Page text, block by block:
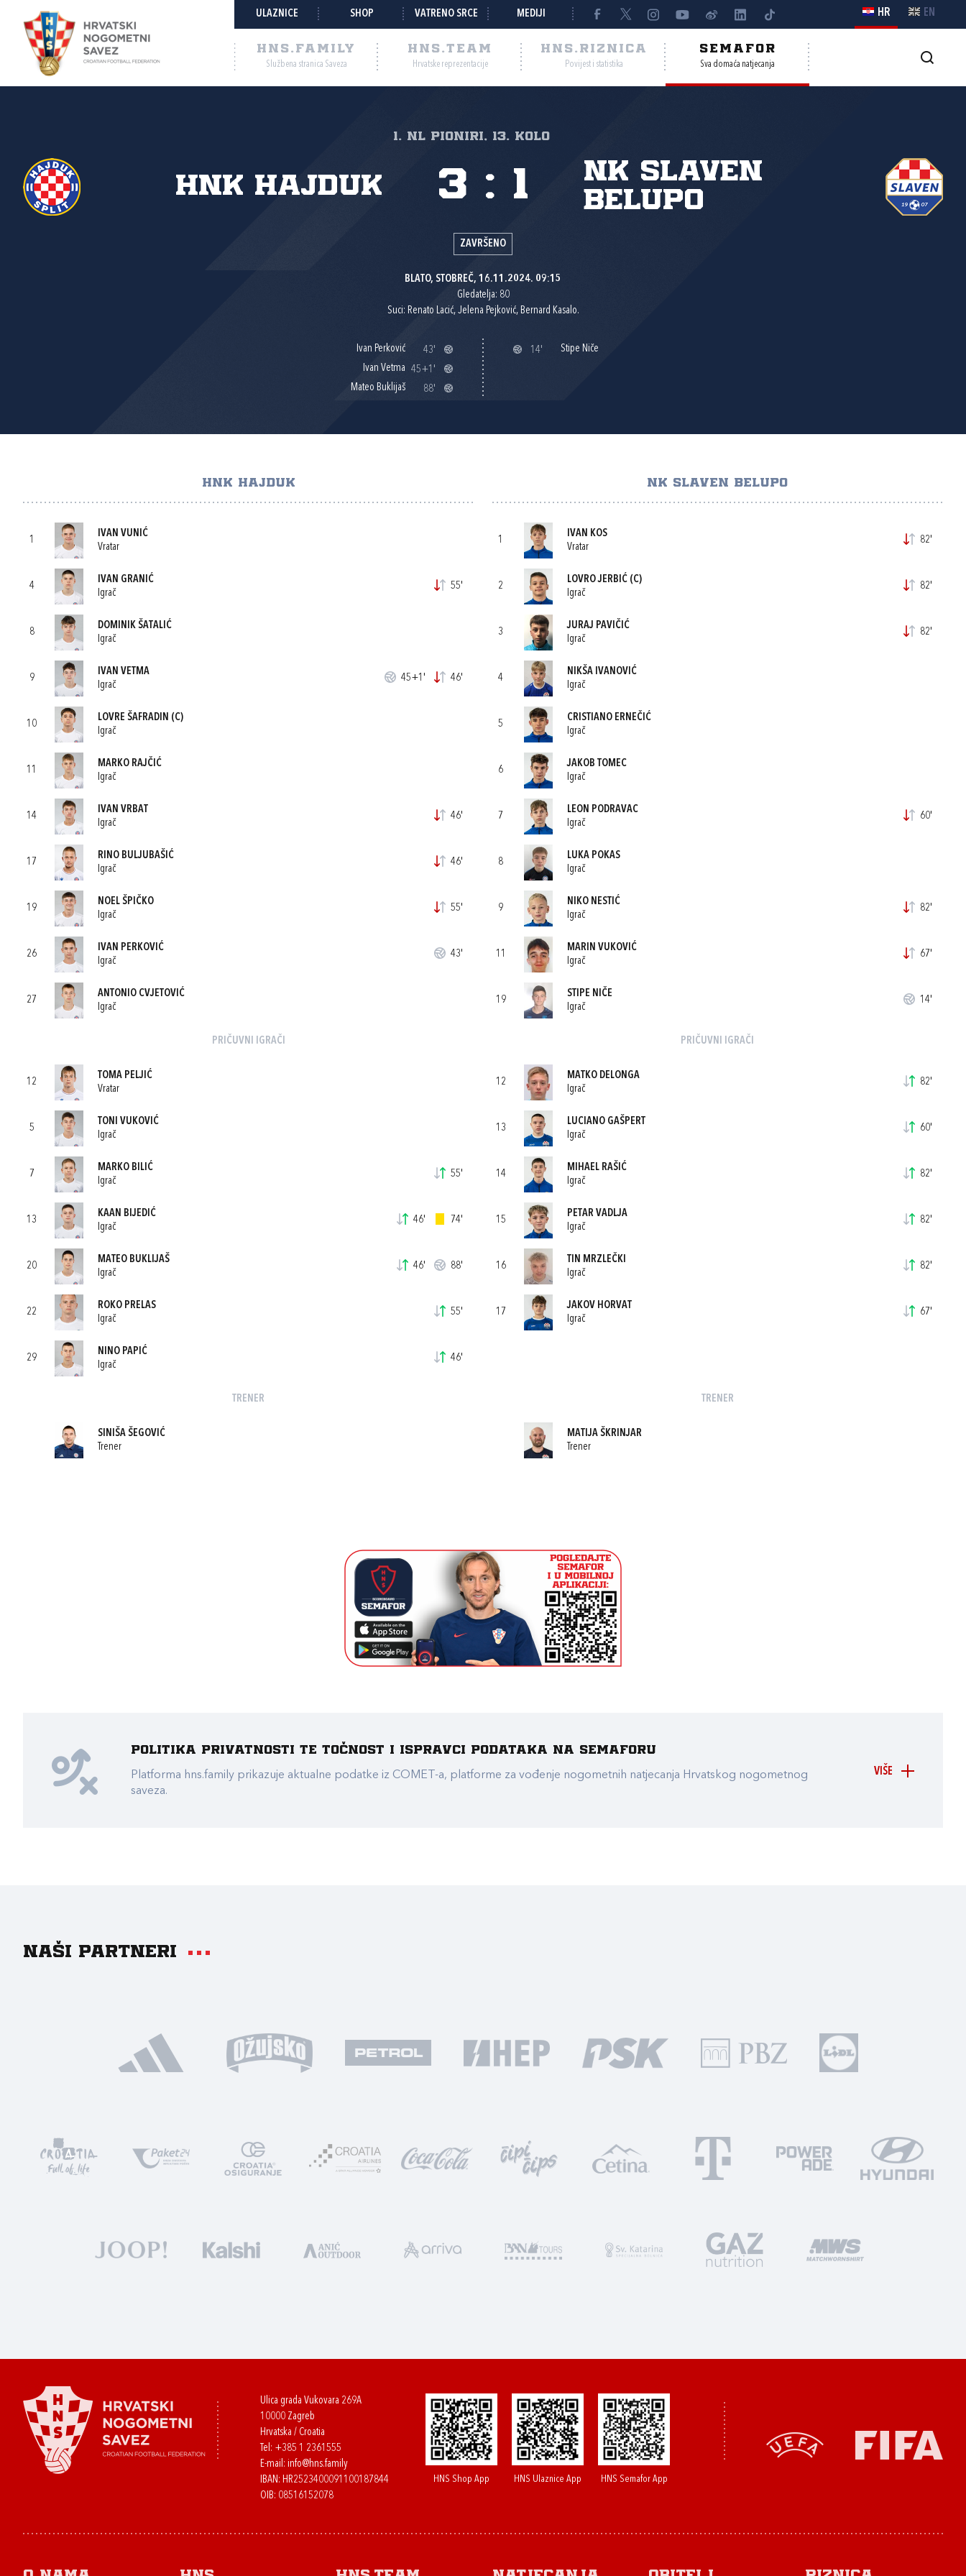
ULAZNICE SHOP VATRENO SRCE MEDIJI HR EN
HNS.FAMILY
Službena stranica Saveza
HNS.TEAM
Hrvatske reprezentacije
HNS.RIZNICA
Povijest i statistika
SEMAFOR
Sva domaća natjecanja
1. NL pioniri, 13. kolo
HNK Hajduk
NK Slaven
Belupo
3 : 1
ZAVRŠENO
BLATO, STOBREČ, 16.11.2024. 09:15
Gledatelja: 80
Suci: Renato Lacić, Jelena Pejković, Bernard Kasalo.
Ivan Perković
43'
Ivan Vetma 45+1'
Mateo Buklijaš
88'
14' Stipe Niče
HNK HAJDUK
1
IVAN VUNIĆ
Vratar
4
IVAN GRANIĆ
Igrač
55'
8
DOMINIK ŠATALIĆ
Igrač
9
IVAN VETMA
Igrač
45+1' 46'
10
LOVRE ŠAFRADIN (C)
Igrač
11
MARKO RAJČIĆ
Igrač
14
IVAN VRBAT
Igrač
46'
17
RINO BULJUBAŠIĆ
Igrač
46'
19
NOEL ŠPIČKO
Igrač
55'
26
IVAN PERKOVIĆ
Igrač
43'
27
ANTONIO CVJETOVIĆ
Igrač
PRIČUVNI IGRAČI
12
TOMA PELJIĆ
Vratar
5
TONI VUKOVIĆ
Igrač
7
MARKO BILIĆ
Igrač
55'
13
KAAN BIJEDIĆ
Igrač
46' 74'
20
MATEO BUKLIJAŠ
Igrač
46' 88'
22
ROKO PRELAS
Igrač
55'
29
NINO PAPIĆ
Igrač
46'
TRENER
SINIŠA ŠEGOVIĆ
Trener
NK SLAVEN BELUPO
1
IVAN KOS
Vratar
82'
2
LOVRO JERBIĆ(C)
Igrač
82'
3
JURAJ PAVIČIĆ
Igrač
82'
4
NIKŠA IVANOVIĆ
Igrač
5
CRISTIANO ERNEČIĆ
Igrač
6
JAKOB TOMEC
Igrač
7
LEON PODRAVAC
Igrač
60'
8
LUKA POKAS
Igrač
9
NIKO NESTIĆ
Igrač
82'
11
MARIN VUKOVIĆ
Igrač
67'
19
STIPE NIČE
Igrač
14'
PRIČUVNI IGRAČI
12
MATKO DELONGA
Igrač
82'
13
LUCIANO GAŠPERT
Igrač
60'
14
MIHAEL RAŠIĆ
Igrač
82'
15
PETAR VADLJA
Igrač
82'
16
TIN MRZLEČKI
Igrač
82'
17
JAKOV HORVAT
Igrač
67'
TRENER
MATIJA ŠKRINJAR
Trener
VIŠE
Politika privatnosti te točnost i ispravci podataka na Semaforu
Platforma hns.family prikazuje aktualne podatke iz COMET-a, platforme za vođenje nogometnih natjecanja Hrvatskog nogometnog
saveza.
Naši partneri
Ulica grada Vukovara 269A
10000 Zagreb
Hrvatska / Croatia
Tel: +385 1 2361555
E-mail: info@hns.family
IBAN: HR2523400091100187844
OIB: 08516152078
HNS Shop App HNS Ulaznice App HNS Semafor App